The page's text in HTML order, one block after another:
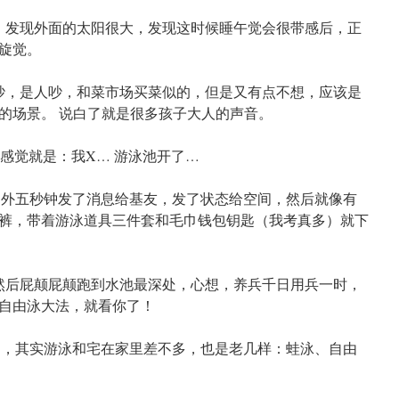
外面的太阳很大，发现这时候睡午觉会很带感后，正
觉。
人吵，和菜市场买菜似的，但是又有点不想，应该是
景。 说白了就是很多孩子大人的声音。
就是：我X… 游泳池开了…
秒钟发了消息给基友，发了状态给空间，然后就像有
，带着游泳道具三件套和毛巾钱包钥匙（我考真多）就下
颠屁颠跑到水池最深处，心想，养兵千日用兵一时，
由泳大法，就看你了！
实游泳和宅在家里差不多，也是老几样：蛙泳、自由